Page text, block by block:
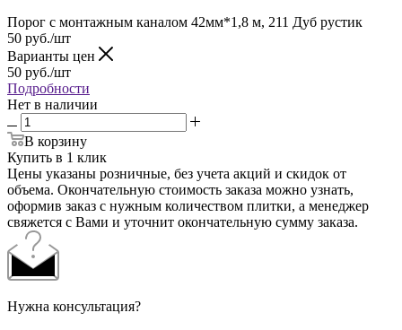
Порог с монтажным каналом 42мм*1,8 м, 211 Дуб рустик
50 руб./шт
Варианты цен
50 руб./шт
Подробности
Нет в наличии
В корзину
Купить в 1 клик
Цены указаны розничные, без учета акций и скидок от
объема. Окончательную стоимость заказа можно узнать,
оформив заказ с нужным количеством плитки, а менеджер
свяжется с Вами и уточнит окончательную сумму заказа.
Нужна консультация?